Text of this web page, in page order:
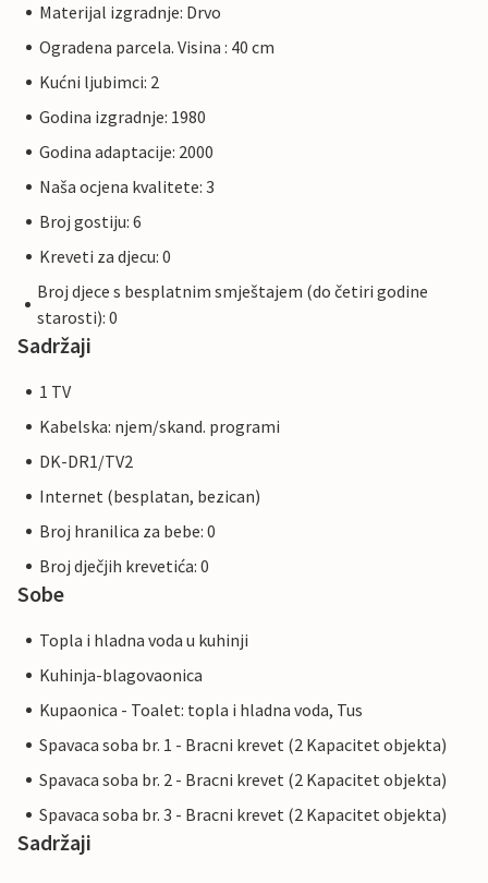
Materijal izgradnje: Drvo
Ogradena parcela. Visina : 40 cm
Kućni ljubimci: 2
Godina izgradnje: 1980
Godina adaptacije: 2000
Naša ocjena kvalitete: 3
Broj gostiju: 6
Kreveti za djecu: 0
Broj djece s besplatnim smještajem (do četiri godine
starosti): 0
Sadržaji
1 TV
Kabelska: njem/skand. programi
DK-DR1/TV2
Internet (besplatan, bezican)
Broj hranilica za bebe: 0
Broj dječjih krevetića: 0
Sobe
Topla i hladna voda u kuhinji
Kuhinja-blagovaonica
Kupaonica - Toalet: topla i hladna voda, Tus
Spavaca soba br. 1 - Bracni krevet (2 Kapacitet objekta)
Spavaca soba br. 2 - Bracni krevet (2 Kapacitet objekta)
Spavaca soba br. 3 - Bracni krevet (2 Kapacitet objekta)
Sadržaji